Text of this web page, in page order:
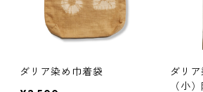
ダリア染め巾着袋
ダリ
（小